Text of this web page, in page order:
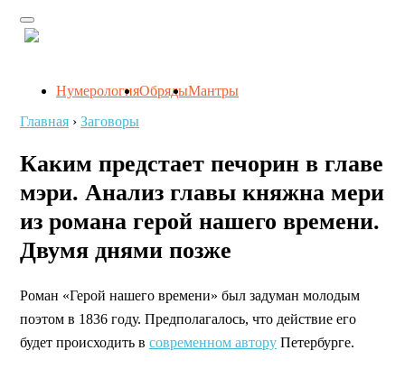
НумерологияОбрядыМантры
Главная › Заговоры
Каким предстает печорин в главе
мэри. Анализ главы княжна мери
из романа герой нашего времени.
Двумя днями позже
Роман «Герой нашего времени» был задуман молодым
поэтом в 1836 году. Предполагалось, что действие его
будет происходить в современном автору Петербурге.